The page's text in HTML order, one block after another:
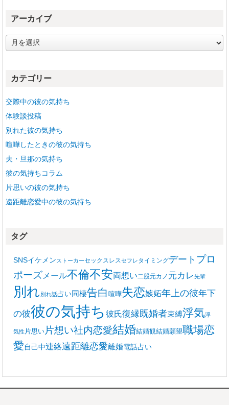
アーカイブ
ー
ブカテゴリー
交際中の彼の気持ち
体験談投稿
別れた彼の気持ち
喧嘩したときの彼の気持ち
夫・旦那の気持ち
彼の気持ちコラム
片思いの彼の気持ち
遠距離恋愛中の彼の気持ち
タグ
SNSイケメンストーカーセックスレスセフレタイミングデート プロ
ポーズ メール不倫不安両想い二股元カノ 元カレ先輩
別れ別れ話占い同棲告白 喧嘩失恋嫉妬年上の彼年下
の彼彼の気持ち 彼氏復縁既婚者束縛浮気浮
気性 片思い 片想い社内恋愛結婚結婚観結婚願望職場恋
愛自己中連絡遠距離恋愛離婚電話占い